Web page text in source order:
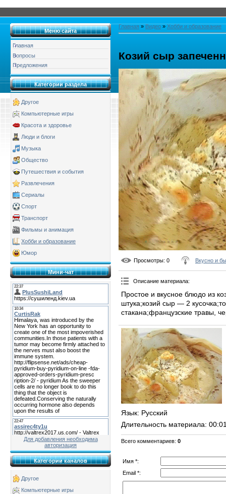
Меню сайта
Главная
Вопросы
Предложения
Категории раздела
Другое
Компьютерные игры
Красота и здоровье
Люди и блоги
Музыка
Общество
Путешествия и события
Развлечения
Сериалы
Спорт
Транспорт
Фильмы и анимация
Хобби и образование
Юмор
Мини-чат
Для добавления необходима
авторизация
Категории каналов
Другое
Компьютерные игры
Главная » Видео » Хобби и образование
Козий сыр
Просмотры: 0 Вкусно и
Описание материала:
Простое и вкусное блюдо из
штука;козий сыр — 2
стакана;французские травы,
Язык: Русский
Длительность материала:
Всего комментариев: 0
Имя *:
Email *: